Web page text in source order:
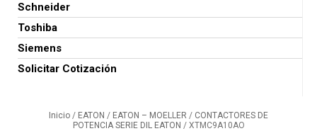
Schneider
Toshiba
Siemens
Solicitar Cotización
Inicio / EATON / EATON – MOELLER / CONTACTORES DE
POTENCIA SERIE DIL EATON / XTMC9A10AO